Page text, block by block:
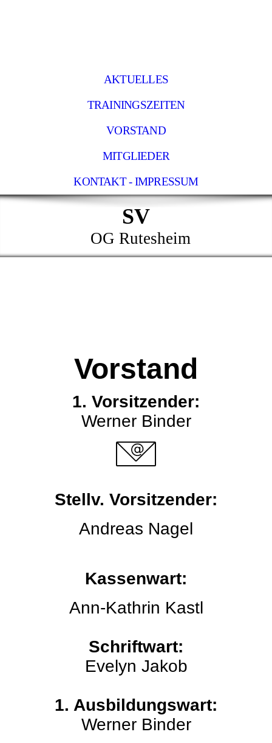
AKTUELLES
TRAININGSZEITEN
VORSTAND
MITGLIEDER
KONTAKT - IMPRESSUM
SV
OG Rutesheim
Vorstand
1. Vorsitzender:
Werner Binder
Stellv. Vorsitzender:
Andreas Nagel
Kassenwart:
Ann-Kathrin Kastl
Schriftwart:
Evelyn Jakob
1. Ausbildungswart:
Werner Binder